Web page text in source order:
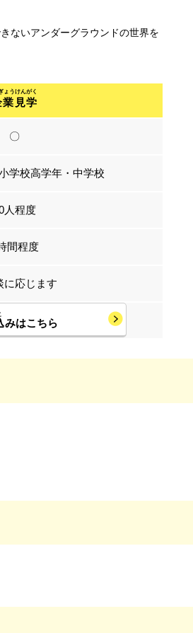
ないアンダーグラウンドの世界を
業見学
〇
学校高学年・中学校
人程度
間程度
に応じます
みはこちら